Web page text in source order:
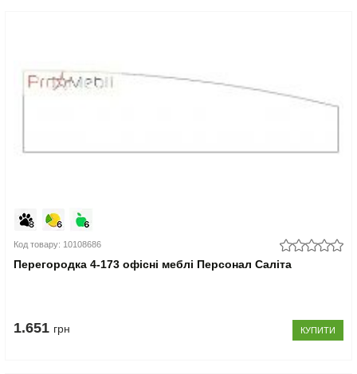
Код товару: 10108686
Перегородка 4-173 офісні меблі Персонал Саліта
1.651 грн КУПИТИ